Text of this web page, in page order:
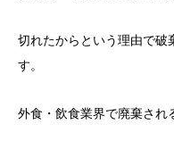
切れたからという理由で破
す。
外食・飲食業界で廃棄され